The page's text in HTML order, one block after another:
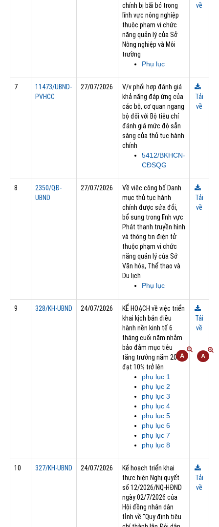
chính bị bãi bỏ trong
lĩnh vực nông nghiệp
thuộc phạm vi chức
năng quản lý của Sở
Nông nghiệp và Môi
trường
Phụ lục
về
7
11473/UBND-
PVHCC
27/07/2026
V/v phối hợp đánh giá
khả năng đáp ứng của
các bộ, cơ quan ngang
bộ đối với Bộ tiêu chí
đánh giá mức độ sẵn
sàng của thủ tục hành
chính
5412/BKHCN-
CĐSQG
Tải
về
8
2350/QĐ-
UBND
27/07/2026
Về việc công bố Danh
mục thủ tục hành
chính được sửa đổi,
bổ sung trong lĩnh vực
Phát thanh truyền hình
và thông tin điện tử
thuộc phạm vi chức
năng quản lý của Sở
Văn hóa, Thể thao và
Du lịch
Phụ lục
Tải
về
9 328/KH-UBND 24/07/2026
KẾ HOẠCH về việc triển
khai kịch bản điều
hành nền kinh tế 6
tháng cuối năm nhằm
bảo đảm mục tiêu
tăng trưởng năm 2026
đạt 10% trở lên
phụ lục 1
phụ lục 2
phụ lục 3
phụ lục 4
phụ lục 5
phụ lục 6
phụ lục 7
phụ lục 8
Tải
về
10 327/KH-UBND 24/07/2026
Kế hoạch triển khai
thực hiện Nghị quyết
số 12/2026/NQ-HĐND
ngày 02/7/2026 của
Hội đồng nhân dân
tỉnh về "Quy định tiêu
Tải
về